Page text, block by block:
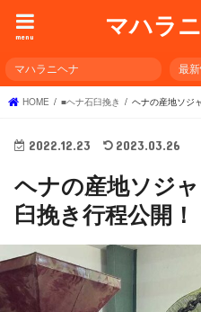
マハラ
menu
マハラニヘナ 最
HOME ■ヘナ石臼挽き ヘナの産地ソジ
2022.12.23 2023.03.26
ヘナの産地ソジ
臼挽き行程公開！